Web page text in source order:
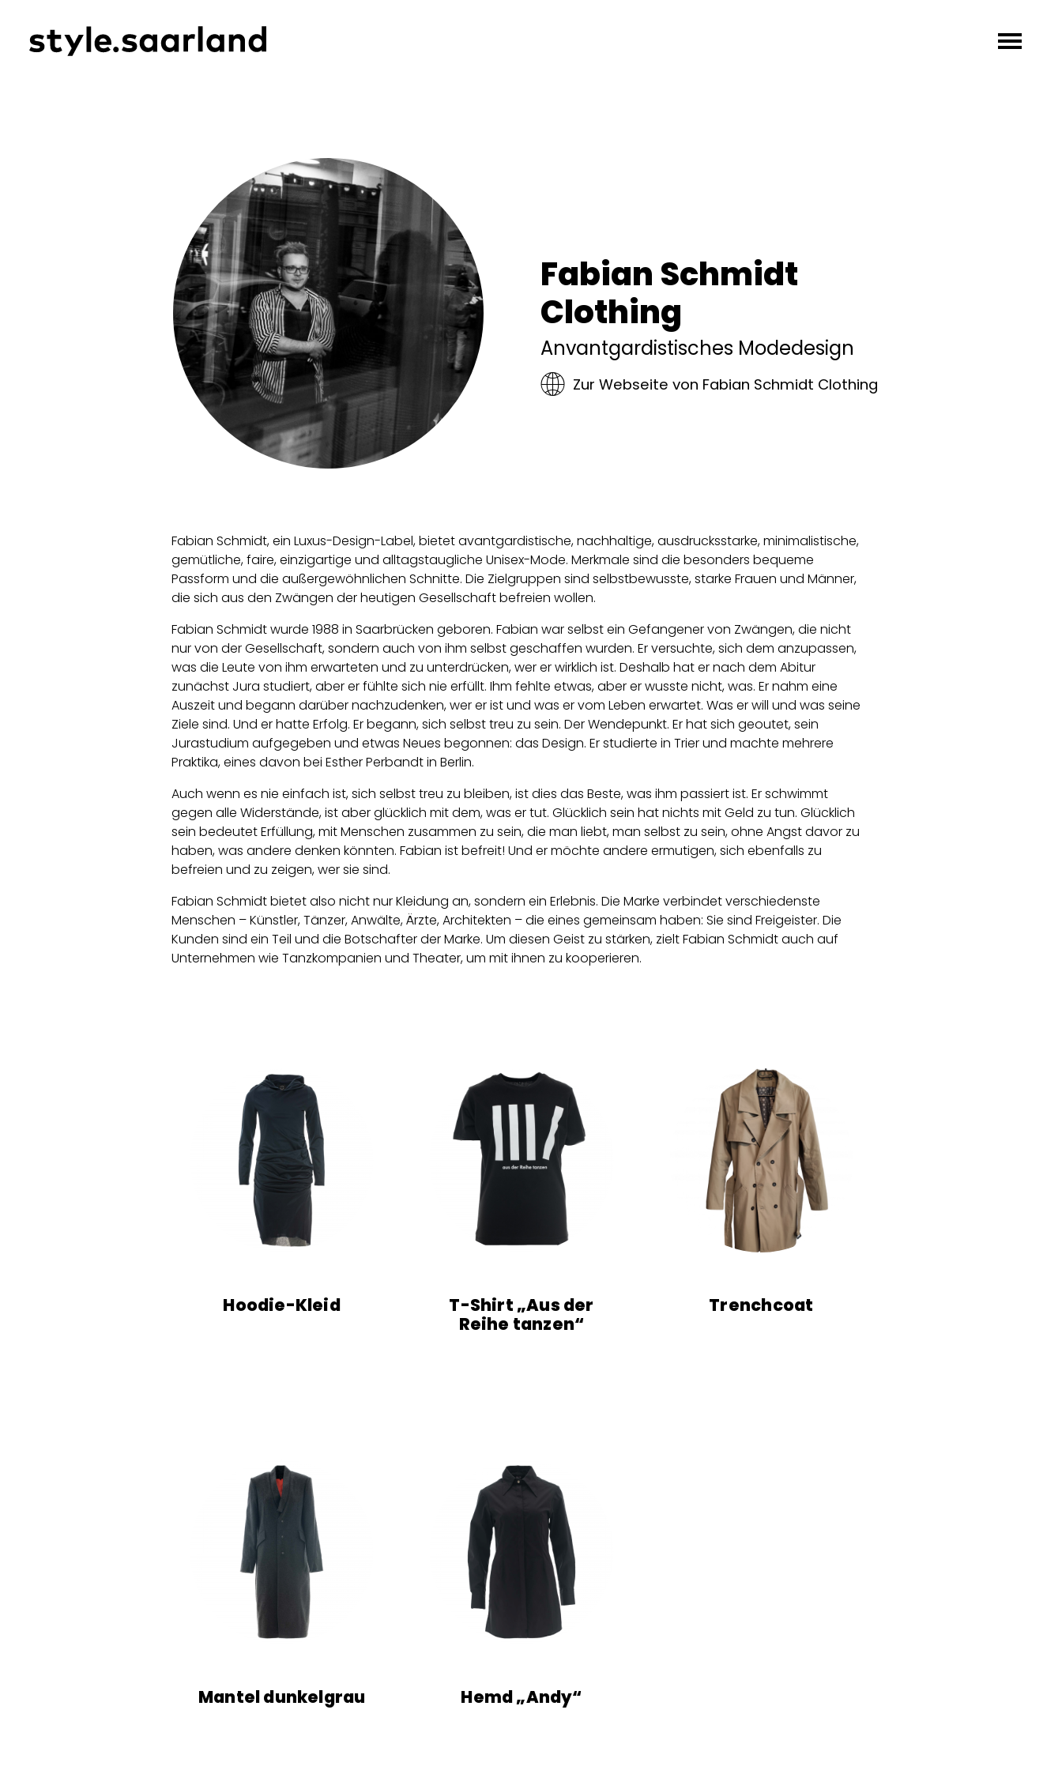
Fabian Schmidt
Clothing
Anvantgardistisches Modedesign
Zur Webseite von Fabian Schmidt Clothing
Fabian Schmidt, ein Luxus-Design-Label, bietet avantgardistische, nachhaltige, ausdrucksstarke, minimalistische,
gemütliche, faire, einzigartige und alltagstaugliche Unisex-Mode. Merkmale sind die besonders bequeme
Passform und die außergewöhnlichen Schnitte. Die Zielgruppen sind selbstbewusste, starke Frauen und Männer,
die sich aus den Zwängen der heutigen Gesellschaft befreien wollen.
Fabian Schmidt wurde 1988 in Saarbrücken geboren. Fabian war selbst ein Gefangener von Zwängen, die nicht
nur von der Gesellschaft, sondern auch von ihm selbst geschaffen wurden. Er versuchte, sich dem anzupassen,
was die Leute von ihm erwarteten und zu unterdrücken, wer er wirklich ist. Deshalb hat er nach dem Abitur
zunächst Jura studiert, aber er fühlte sich nie erfüllt. Ihm fehlte etwas, aber er wusste nicht, was. Er nahm eine
Auszeit und begann darüber nachzudenken, wer er ist und was er vom Leben erwartet. Was er will und was seine
Ziele sind. Und er hatte Erfolg. Er begann, sich selbst treu zu sein. Der Wendepunkt. Er hat sich geoutet, sein
Jurastudium aufgegeben und etwas Neues begonnen: das Design. Er studierte in Trier und machte mehrere
Praktika, eines davon bei Esther Perbandt in Berlin.
Auch wenn es nie einfach ist, sich selbst treu zu bleiben, ist dies das Beste, was ihm passiert ist. Er schwimmt
gegen alle Widerstände, ist aber glücklich mit dem, was er tut. Glücklich sein hat nichts mit Geld zu tun. Glücklich
sein bedeutet Erfüllung, mit Menschen zusammen zu sein, die man liebt, man selbst zu sein, ohne Angst davor zu
haben, was andere denken könnten. Fabian ist befreit! Und er möchte andere ermutigen, sich ebenfalls zu
befreien und zu zeigen, wer sie sind.
Fabian Schmidt bietet also nicht nur Kleidung an, sondern ein Erlebnis. Die Marke verbindet verschiedenste
Menschen – Künstler, Tänzer, Anwälte, Ärzte, Architekten – die eines gemeinsam haben: Sie sind Freigeister. Die
Kunden sind ein Teil und die Botschafter der Marke. Um diesen Geist zu stärken, zielt Fabian Schmidt auch auf
Unternehmen wie Tanzkompanien und Theater, um mit ihnen zu kooperieren.
Hoodie-Kleid
T-Shirt „Aus der
Reihe tanzen“
Trenchcoat
Mantel dunkelgrau Hemd „Andy“